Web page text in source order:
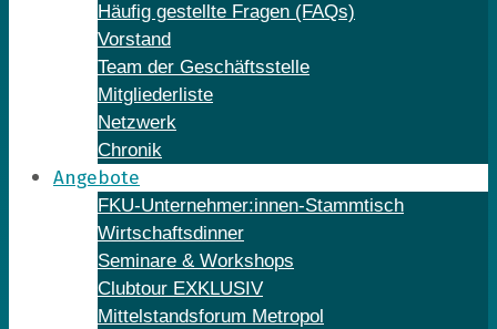
Häufig gestellte Fragen (FAQs)
Vorstand
Team der Geschäftsstelle
Mitgliederliste
Netzwerk
Chronik
Angebote
FKU-Unternehmer:innen-Stammtisch
Wirtschaftsdinner
Seminare & Workshops
Clubtour EXKLUSIV
Mittelstandsforum Metropol